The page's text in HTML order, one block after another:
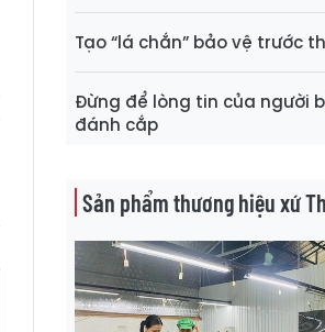
Tạo “lá chắn” bảo vệ trước
Đừng để lòng tin của người
đánh cắp
Sản phẩm thương hiệu xứ